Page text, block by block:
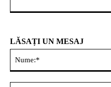
LĂSAȚI UN MESAJ